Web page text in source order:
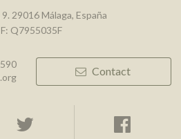
29016 Málaga, España
Q7955035F
Contact